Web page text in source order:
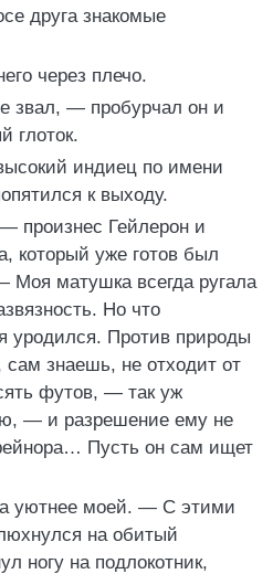
друга знакомые
через плечо.
звал, — пробурчал он и
глоток.
индиец по имени
к выходу.
произнес Гейлерон и
который уже готов был
Моя матушка всегда ругала
Но что
уродился. Против природы
знаешь, не отходит от
футов, — так уж
— и разрешение ему не
Пусть он сам ищет
уютнее моей. — С этими
на обитый
ногу на подлокотник,